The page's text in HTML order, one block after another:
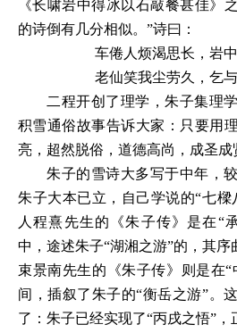
《长啸岩中得冰以石敲餐甚佳》
的诗倒有几分相似。”诗曰：
车倦人烦渴思长，岩
老仙笑我尘劳久，乞
二程开创了理学，朱子集理
积雪通俗故事告诉大家：只要用
亮，超然脱俗，道德高尚，成圣成
朱子的雪诗大多写于中年，
朱子大本已立，自己学说的“七樑
人程熹先生的《朱子传》是在“
中，途述朱子“湖湘之游”的，其序
束景南先生的《朱子传》则是在“
间，插叙了朱子的“衡岳之游”。
了：朱子已经实现了“丙戌之悟”